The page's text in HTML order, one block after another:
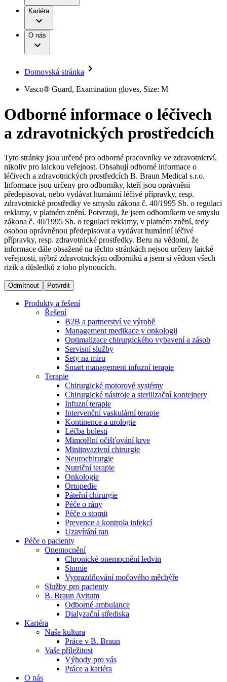
Léčba bolesti
Mimotělní očišťování krve
Neurochirurgie
Onkologie
Ortopedie
Páteřní chirurgie
Péče o rány
Prevence a kontrola infekcí
Uzavírání ran
Řešení
Terapie
Produktový katalog​
Objevte naše produkty. Navštivte produktový katalog B.
Braun s našim kompletním produktovým portfoliem.
Onemocnění
B. Braun Avitum
Dialyzační střediska​
B. Braun Avitum poskytuje kvalitní dialyzační péči ve všech
svých střediscích v České republice. Více informací se
dozvíte na stránkách jednotlivých středisek.
Odborné ambulance
Naše specializované ambulance jsou tu pro vás. Zvolte
specializaci a město, které potřebujete, a objednejte se do naší
ambulance.
Práce a kariéra
Naše kultura
Vaše příležitost​
Nabídky pracovních míst
Objevte své kariérní příležitosti ​v B. Braun. Vyhledejte náš trh
práce​ pro zajímavé pozice.​
Odpovědnost
Média
Tiskové zprávy
Kontakt
Kontaktní formulář
Registrace k odběru newsletteru
Odpovědnost
Média
Kontakt
Zůstaňte v dialogu s B. Braun. ​Kontaktujte nás.​
Kariéra
O nás
Domovská stránka
Vasco® Guard, Examination gloves, Size: M
Odborné informace o léčivech
a zdravotnických prostředcích
Tyto stránky jsou určené pro odborné pracovníky ve zdravotnictví,
nikoliv pro laickou veřejnost. Obsahují odborné informace o
léčivech a zdravotnických prostředcích B. Braun Medical s.r.o.
Informace jsou určeny pro odborníky, kteří jsou oprávněni
předepisovat, nebo vydávat humánní léčivé přípravky, resp.
zdravotnické prostředky ve smyslu zákona č. 40/1995 Sb. o regulaci
reklamy, v platném znění. Potvrzuji, že jsem odborníkem ve smyslu
zákona č. 40/1995 Sb. o regulaci reklamy, v platném znění, tedy
osobou oprávněnou předepisovat a vydávat humánní léčivé
přípravky, resp. zdravotnické prostředky. Beru na vědomí, že
informace dále obsažené na těchto stránkách nejsou určeny laické
veřejnosti, nýbrž zdravotnickým odborníků a jsem si vědom všech
rizik a důsledků z toho plynoucích.
Odmítnout Potvrdit
Produkty a řešení
Řešení
B2B a partnerství ve výrobě
Management medikace v onkologii
Optimalizace chirurgického vybavení a zásob
Servisní služby
Sety na míru
Smart management infuzní terapie​
Terapie
Chirurgické motorové systémy
Chirurgické nástroje a sterilizační kontejnery
Infuzní terapie
Intervenční vaskulární terapie
Kontinence a urologie
Léčba bolesti
Mimotělní očišťování krve
Miniinvazivní chirurgie
Neurochirurgie
Nutriční terapie
Onkologie
Ortopedie
Páteřní chirurgie
Péče o rány
Péče o stomii
Prevence a kontrola infekcí
Uzavírání ran
Péče o pacienty
Onemocnění
Chronické onemocnění ledvin
Stomie
Vyprazdňování močového měchýře
Služby pro pacienty
B. Braun Avitum
Odborné ambulance
Dialyzační střediska
Kariéra
Naše kultura
Práce v B. Braun
Vaše příležitost​
Výhody pro vás
Práce a kariéra
O nás